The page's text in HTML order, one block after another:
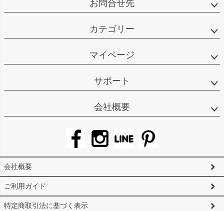
お問合せ先
カテゴリー
マイページ
サポート
会社概要
会社概要
ご利用ガイド
特定商取引法に基づく表示